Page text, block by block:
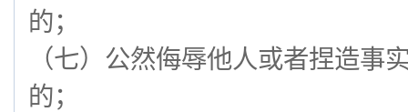
的；
（七）公然侮辱他人或者捏造事
的；